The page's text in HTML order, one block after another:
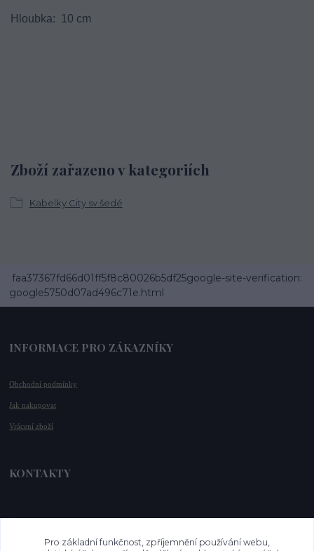
Hloubka: 10 cm
Zboží zařazeno v kategoriích
Kabelky City sv.šedé
faa37367fd66d01ff5f8c80026b5df25google-site-verification:
google5750d07ad496c71e.html
INFORMACE PRO ZÁKAZNÍKY
Obchodní podmínky
Jak nakupovat
Vrácení zboží
KONTAKTY
📞 +420 732 779 508
www.vysnenekabelky.cz
Pro základní funkčnost, zpříjemnění používání webu,